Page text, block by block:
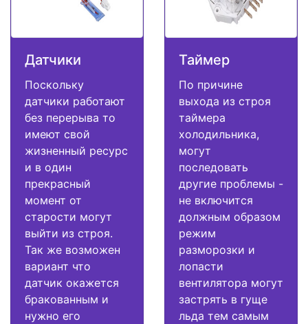
Датчики
Поскольку
датчики работают
без перерыва то
имеют свой
жизненный ресурс
и в один
прекрасный
момент от
старости могут
выйти из строя.
Так же возможен
вариант что
датчик окажется
бракованным и
нужно его
Таймер
По причине
выхода из строя
таймера
холодильника,
могут
последовать
другие проблемы -
не включится
должным образом
режим
разморозки и
лопасти
вентилятора могут
застрять в гуще
льда тем самым